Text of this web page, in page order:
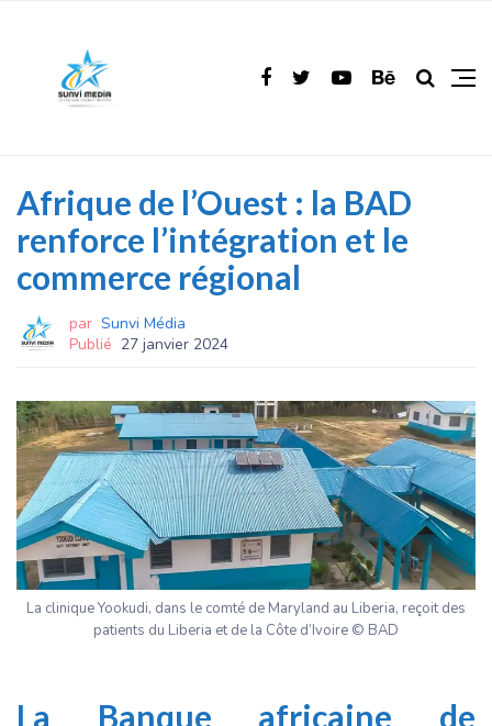
Afrique de l’Ouest : la BAD
renforce l’intégration et le
commerce régional
par Sunvi Média
Publié 27 janvier 2024
La clinique Yookudi, dans le comté de Maryland au Liberia, reçoit des
patients du Liberia et de la Côte d’Ivoire © BAD
La Banque africaine de